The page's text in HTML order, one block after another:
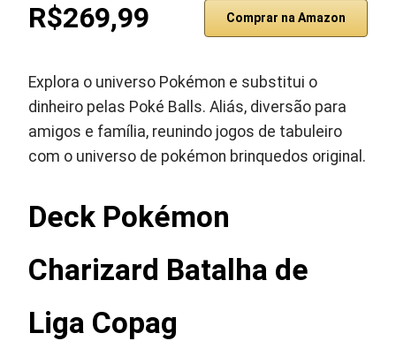
R$269,99 Comprar na Amazon
Explora o universo Pokémon e substitui o
dinheiro pelas Poké Balls. Aliás, diversão para
amigos e família, reunindo jogos de tabuleiro
com o universo de pokémon brinquedos original.
Deck Pokémon
Charizard Batalha de
Liga Copag